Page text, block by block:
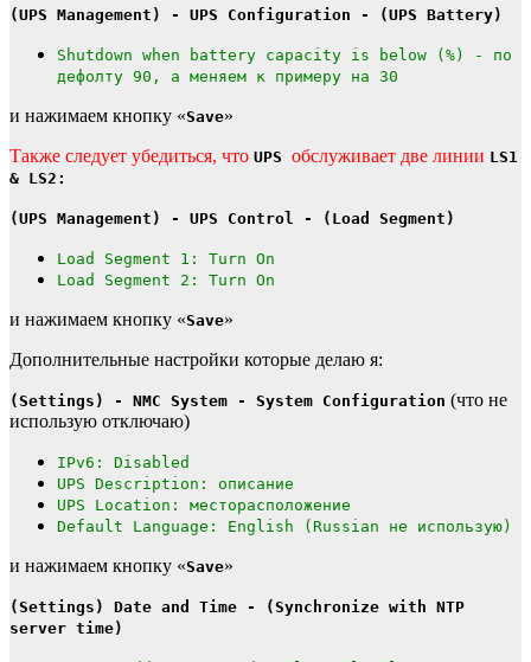
(UPS Management) - UPS Configuration - (UPS Battery)
Shutdown when battery capacity is below (%) - по
дефолту 90, а меняем к примеру на 30
и нажимаем кнопку «Save»
Также следует убедиться, что UPS обслуживает две линии LS1
& LS2:
(UPS Management) - UPS Control - (Load Segment)
Load Segment 1: Turn On
Load Segment 2: Turn On
и нажимаем кнопку «Save»
Дополнительные настройки которые делаю я:
(Settings) - NMC System - System Configuration (что не
использую отключаю)
IPv6: Disabled
UPS Description: описание
UPS Location: месторасположение
Default Language: English (Russian не использую)
и нажимаем кнопку «Save»
(Settings) Date and Time - (Synchronize with NTP
server time)